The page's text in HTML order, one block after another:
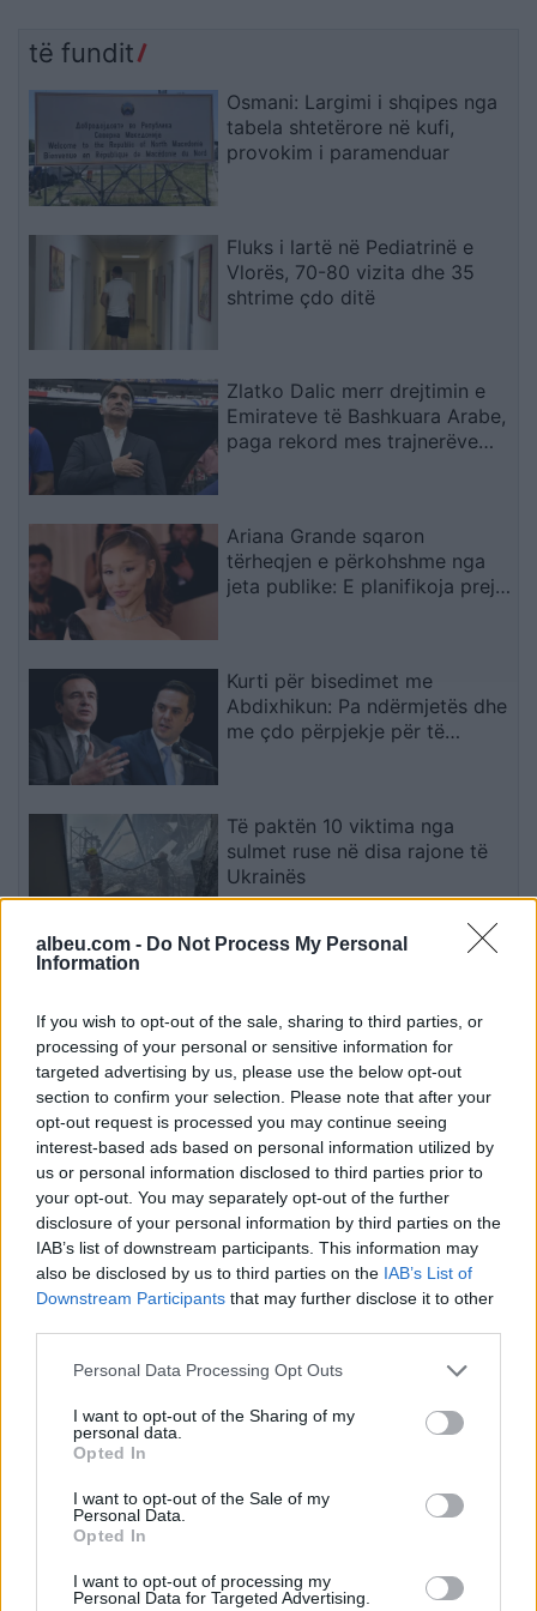
albeu.com - Do Not Process My Personal
Information
If you wish to opt-out of the sale, sharing to third parties, or
processing of your personal or sensitive information for
targeted advertising by us, please use the below opt-out
section to confirm your selection. Please note that after your
opt-out request is processed you may continue seeing
interest-based ads based on personal information utilized by
us or personal information disclosed to third parties prior to
your opt-out. You may separately opt-out of the further
disclosure of your personal information by third parties on the
IAB’s list of downstream participants. This information may
also be disclosed by us to third parties on the IAB’s List of
Downstream Participants that may further disclose it to other
Personal Data Processing Opt Outs
I want to opt-out of the Sharing of my
personal data.
Opted In
I want to opt-out of the Sale of my
Personal Data.
Opted In
I want to opt-out of processing my
Personal Data for Targeted Advertising.
të fundit
Osmani: Largimi i shqipes nga
tabela shtetërore në kufi,
provokim i paramenduar
Fluks i lartë në Pediatrinë e
Vlorës, 70-80 vizita dhe 35
shtrime çdo ditë
Zlatko Dalic merr drejtimin e
Emirateve të Bashkuara Arabe,
paga rekord mes trajnerëve
Ariana Grande sqaron
tërheqjen e përkohshme nga
jeta publike: E planifikoja prej
Kurti për bisedimet me
Abdixhikun: Pa ndërmjetës dhe
me çdo përpjekje për të
Të paktën 10 viktima nga
sulmet ruse në disa rajone të
Ukrainës
trajnerët më të paguar në botë
Esim for Global
Esim for USA|Esim for Italy| Esim for Spain|Esim